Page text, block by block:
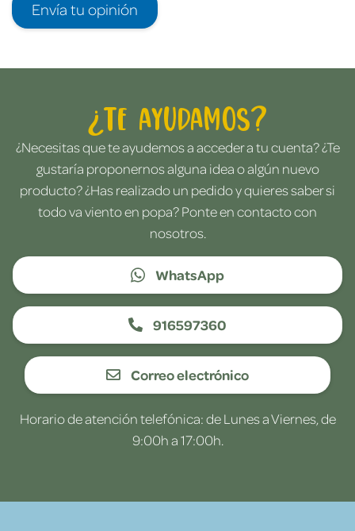
Envía tu opinión
¿Te ayudamos?
¿Necesitas que te ayudemos a acceder a tu cuenta? ¿Te
gustaría proponernos alguna idea o algún nuevo
producto? ¿Has realizado un pedido y quieres saber si
todo va viento en popa? Ponte en contacto con
nosotros.
WhatsApp
916597360
Correo electrónico
Horario de atención telefónica: de Lunes a Viernes, de
9:00h a 17:00h.